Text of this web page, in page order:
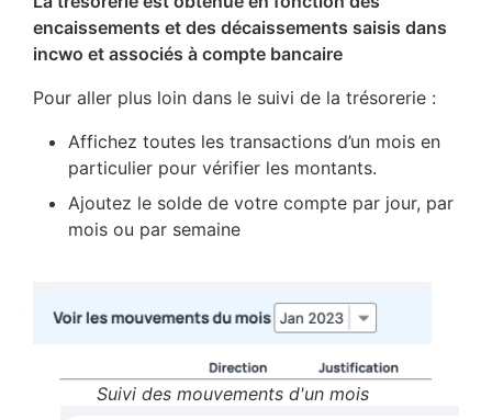
encaissements et des décaissements saisis dans
incwo et associés à compte bancaire
Pour aller plus loin dans le suivi de la trésorerie :
Affichez toutes les transactions d’un mois en
particulier pour vérifier les montants.
Ajoutez le solde de votre compte par jour, par
mois ou par semaine
Suivi des mouvements d'un mois